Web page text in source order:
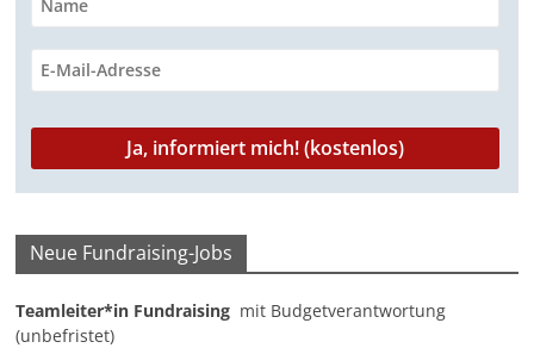
r
k
p
m
n
k
Neue Fundraising-Jobs
Teamleiter*in Fundraising mit Budgetverantwortung
(unbefristet)